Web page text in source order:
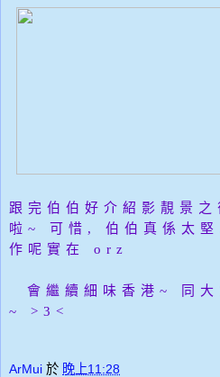
跟完伯伯好介紹影靚景
啦~ 可惜, 伯伯真係太
作呢實在 orz
會繼續細味香港~ 同大
~ >3<
ArMui 於 晚上11:28